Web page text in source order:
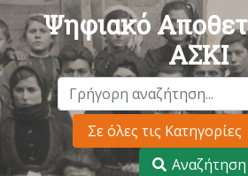
Ψηφιακό
ΑΣΚΙ
Αναζήτηση